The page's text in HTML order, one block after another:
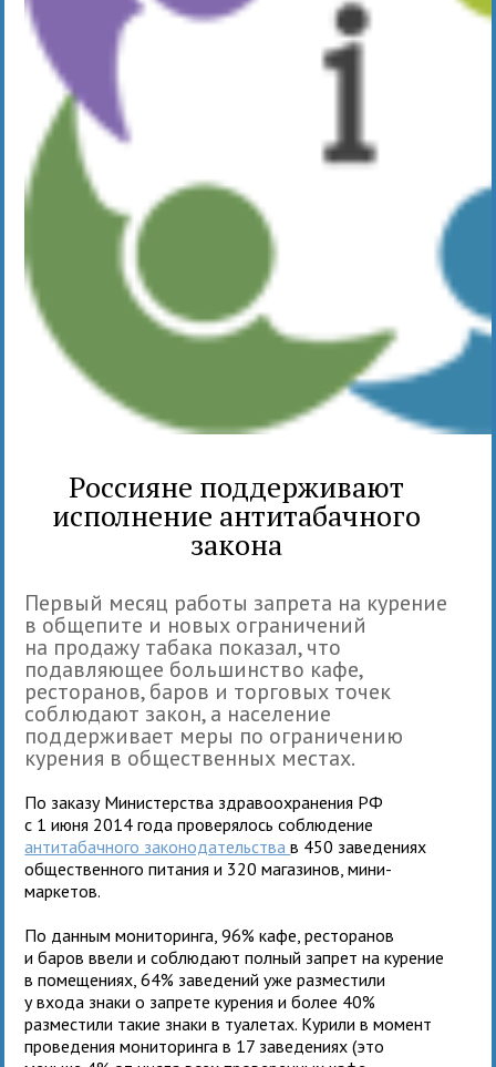
Россияне поддерживают
исполнение антитабачного
закона
Первый месяц работы запрета на курение
в общепите и новых ограничений
на продажу табака показал, что
подавляющее большинство кафе,
ресторанов, баров и торговых точек
соблюдают закон, а население
поддерживает меры по ограничению
курения в общественных местах.
По заказу Министерства здравоохранения РФ
с 1 июня 2014 года проверялось соблюдение
антитабачного законодательствав 450 заведениях
общественного питания и 320 магазинов, мини-
маркетов.
По данным мониторинга, 96% кафе, ресторанов
и баров ввели и соблюдают полный запрет на курение
в помещениях, 64% заведений уже разместили
у входа знаки о запрете курения и более 40%
разместили такие знаки в туалетах. Курили в момент
проведения мониторинга в 17 заведениях (это